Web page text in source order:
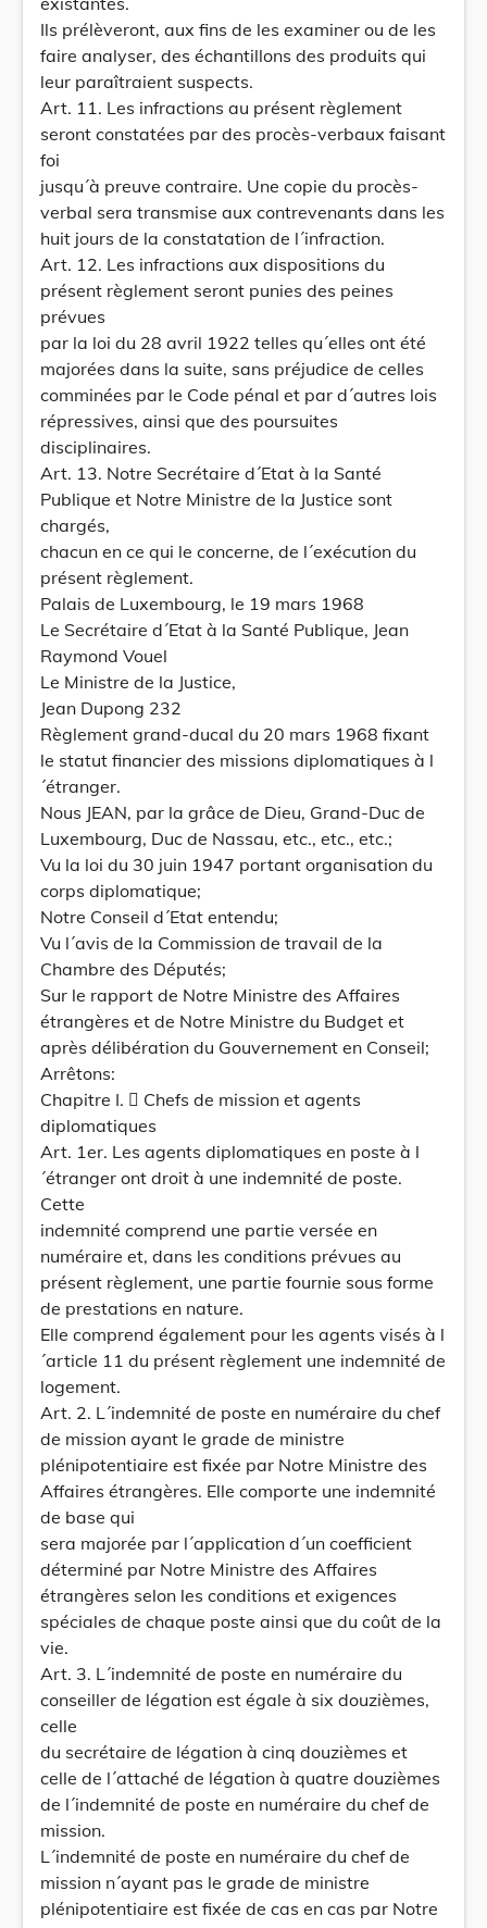
Ils prélèveront, aux fins de les examiner ou de les
faire analyser, des échantillons des produits qui
leur paraîtraient suspects.
Art. 11. Les infractions au présent règlement
seront constatées par des procès-verbaux faisant
foi
jusqu´à preuve contraire. Une copie du procès-
verbal sera transmise aux contrevenants dans les
huit jours de la constatation de l´infraction.
Art. 12. Les infractions aux dispositions du
présent règlement seront punies des peines
prévues
par la loi du 28 avril 1922 telles qu´elles ont été
majorées dans la suite, sans préjudice de celles
comminées par le Code pénal et par d´autres lois
répressives, ainsi que des poursuites
disciplinaires.
Art. 13. Notre Secrétaire d´Etat à la Santé
Publique et Notre Ministre de la Justice sont
chargés,
chacun en ce qui le concerne, de l´exécution du
présent règlement.
Palais de Luxembourg, le 19 mars 1968
Le Secrétaire d´Etat à la Santé Publique, Jean
Raymond Vouel
Le Ministre de la Justice,
Jean Dupong 232
Règlement grand-ducal du 20 mars 1968 fixant
le statut financier des missions diplomatiques à l
´étranger.
Nous JEAN, par la grâce de Dieu, Grand-Duc de
Luxembourg, Duc de Nassau, etc., etc., etc.;
Vu la loi du 30 juin 1947 portant organisation du
corps diplomatique;
Notre Conseil d´Etat entendu;
Vu l´avis de la Commission de travail de la
Chambre des Députés;
Sur le rapport de Notre Ministre des Affaires
étrangères et de Notre Ministre du Budget et
après délibération du Gouvernement en Conseil;
Arrêtons:
Chapitre I.  Chefs de mission et agents
diplomatiques
Art. 1er. Les agents diplomatiques en poste à l
´étranger ont droit à une indemnité de poste.
Cette
indemnité comprend une partie versée en
numéraire et, dans les conditions prévues au
présent règlement, une partie fournie sous forme
de prestations en nature.
Elle comprend également pour les agents visés à l
´article 11 du présent règlement une indemnité de
logement.
Art. 2. L´indemnité de poste en numéraire du chef
de mission ayant le grade de ministre
plénipotentiaire est fixée par Notre Ministre des
Affaires étrangères. Elle comporte une indemnité
de base qui
sera majorée par l´application d´un coefficient
déterminé par Notre Ministre des Affaires
étrangères selon les conditions et exigences
spéciales de chaque poste ainsi que du coût de la
vie.
Art. 3. L´indemnité de poste en numéraire du
conseiller de légation est égale à six douzièmes,
celle
du secrétaire de légation à cinq douzièmes et
celle de l´attaché de légation à quatre douzièmes
de l´indemnité de poste en numéraire du chef de
mission.
L´indemnité de poste en numéraire du chef de
mission n´ayant pas le grade de ministre
plénipotentiaire est fixée de cas en cas par Notre